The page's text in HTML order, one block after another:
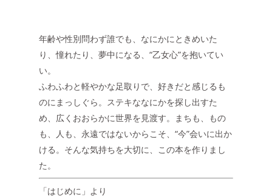
年齢や性別問わず誰でも、なにかにときめいた
り、憧れたり、夢中になる、“乙女心”を抱いてい
い。
ふわふわと軽やかな足取りで、好きだと感じるも
のにまっしぐら。ステキななにかを探し出すた
め、広くおおらかに世界を見渡す。まちも、もの
も、人も、永遠ではないからこそ、“今”会いに出か
ける。そんな気持ちを大切に、この本を作りまし
た。
「はじめに」より